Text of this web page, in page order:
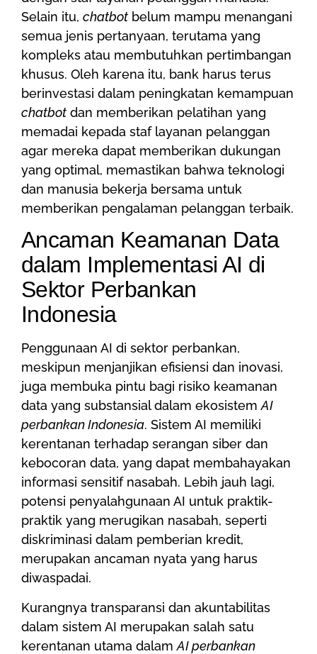
Selain itu, chatbot belum mampu menangani
semua jenis pertanyaan, terutama yang
kompleks atau membutuhkan pertimbangan
khusus. Oleh karena itu, bank harus terus
berinvestasi dalam peningkatan kemampuan
chatbot dan memberikan pelatihan yang
memadai kepada staf layanan pelanggan
agar mereka dapat memberikan dukungan
yang optimal, memastikan bahwa teknologi
dan manusia bekerja bersama untuk
memberikan pengalaman pelanggan terbaik.
Ancaman Keamanan Data
dalam Implementasi AI di
Sektor Perbankan
Indonesia
Penggunaan AI di sektor perbankan,
meskipun menjanjikan efisiensi dan inovasi,
juga membuka pintu bagi risiko keamanan
data yang substansial dalam ekosistemAI
perbankan Indonesia. Sistem AI memiliki
kerentanan terhadap serangan siber dan
kebocoran data, yang dapat membahayakan
informasi sensitif nasabah. Lebih jauh lagi,
potensi penyalahgunaan AI untuk praktik-
praktik yang merugikan nasabah, seperti
diskriminasi dalam pemberian kredit,
merupakan ancaman nyata yang harus
diwaspadai.
Kurangnya transparansi dan akuntabilitas
dalam sistem AI merupakan salah satu
kerentanan utama dalamAI perbankan